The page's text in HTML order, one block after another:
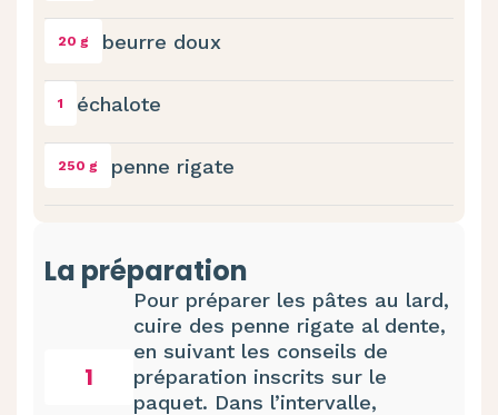
20 g beurre doux
1 échalote
250 g penne rigate
La préparation
1
Pour préparer les pâtes au lard,
cuire des penne rigate al dente,
en suivant les conseils de
préparation inscrits sur le
paquet. Dans l’intervalle,